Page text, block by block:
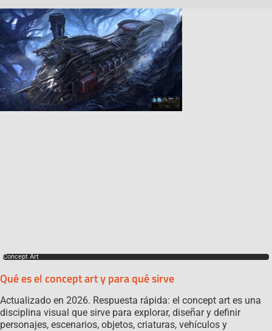
Concept Art
Qué es el concept art y para qué sirve
Actualizado en 2026. Respuesta rápida: el concept art es una
disciplina visual que sirve para explorar, diseñar y definir
personajes, escenarios, objetos, criaturas, vehículos y